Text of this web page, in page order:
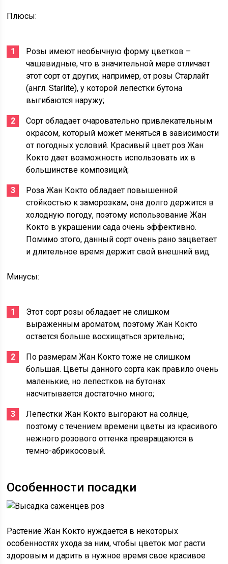
Плюсы:
Розы имеют необычную форму цветков –
чашевидные, что в значительной мере отличает
этот сорт от других, например, от розы Старлайт
(англ. Starlite), у которой лепестки бутона
выгибаются наружу;
Сорт обладает очаровательно привлекательным
окрасом, который может меняться в зависимости
от погодных условий. Красивый цвет роз Жан
Кокто дает возможность использовать их в
большинстве композиций;
Роза Жан Кокто обладает повышенной
стойкостью к заморозкам, она долго держится в
холодную погоду, поэтому использование Жан
Кокто в украшении сада очень эффективно.
Помимо этого, данный сорт очень рано зацветает
и длительное время держит свой внешний вид.
Минусы:
Этот сорт розы обладает не слишком
выраженным ароматом, поэтому Жан Кокто
остается больше восхищаться зрительно;
По размерам Жан Кокто тоже не слишком
большая. Цветы данного сорта как правило очень
маленькие, но лепестков на бутонах
насчитывается достаточно много;
Лепестки Жан Кокто выгорают на солнце,
поэтому с течением времени цветы из красивого
нежного розового оттенка превращаются в
темно-абрикосовый.
Особенности посадки
Растение Жан Кокто нуждается в некоторых
особенностях ухода за ним, чтобы цветок мог расти
здоровым и дарить в нужное время свое красивое